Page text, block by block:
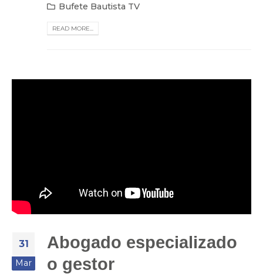
Bufete Bautista TV
READ MORE...
31
Mar
Abogado especializado
o gestor